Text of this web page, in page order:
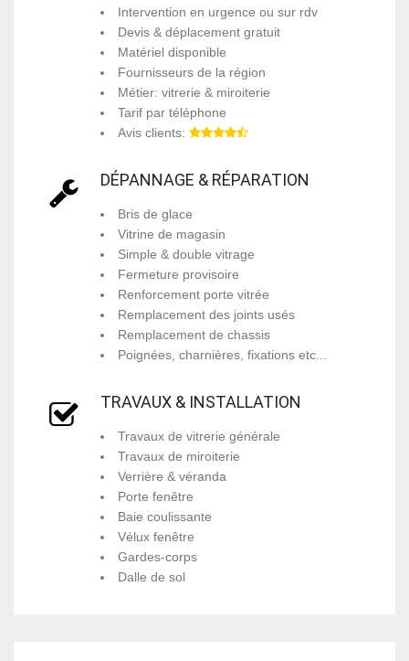
Intervention en urgence ou sur rdv
Devis & déplacement gratuit
Matériel disponible
Fournisseurs de la région
Métier: vitrerie & miroiterie
Tarif par téléphone
Avis clients:
DÉPANNAGE & RÉPARATION
Bris de glace
Vitrine de magasin
Simple & double vitrage
Fermeture provisoire
Renforcement porte vitrée
Remplacement des joints usés
Remplacement de chassis
Poignées, charnières, fixations etc...
TRAVAUX & INSTALLATION
Travaux de vitrerie générale
Travaux de miroiterie
Verrière & véranda
Porte fenêtre
Baie coulissante
Vélux fenêtre
Gardes-corps
Dalle de sol